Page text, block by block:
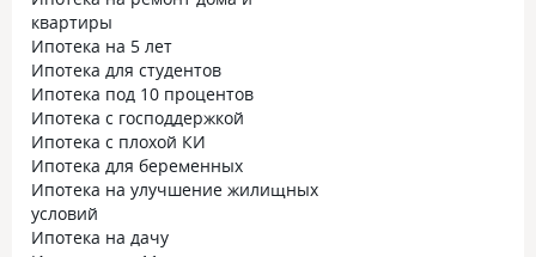
квартиры
Ипотека на 5 лет
Ипотека для студентов
Ипотека под 10 процентов
Ипотека с господдержкой
Ипотека с плохой КИ
Ипотека для беременных
Ипотека на улучшение жилищных
условий
Ипотека на дачу